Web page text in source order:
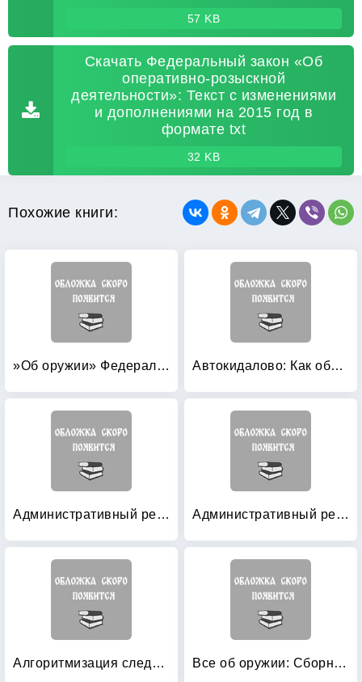
57 KB
Скачать Федеральный закон «Об
оперативно-розыскной
деятельности»: Текст с изменениями
и дополнениями на 2015 год в
формате txt
32 KB
Похожие книги:
»Об оружии» Федеральный закон №150-ФЗ Автокидалово: Как обманывают автовладельца
Административный регламент Министерства внутренних дел Российской Федерации исполнения государственной функции по контролю и надзору за соблюдением участниками дорожного движения требований в области обеспечения безопасности дорожного движения Административный регламент федеральной миграционной службы России
Алгоритмизация следственной деятельности Все об оружии: Сборник нормативных актов